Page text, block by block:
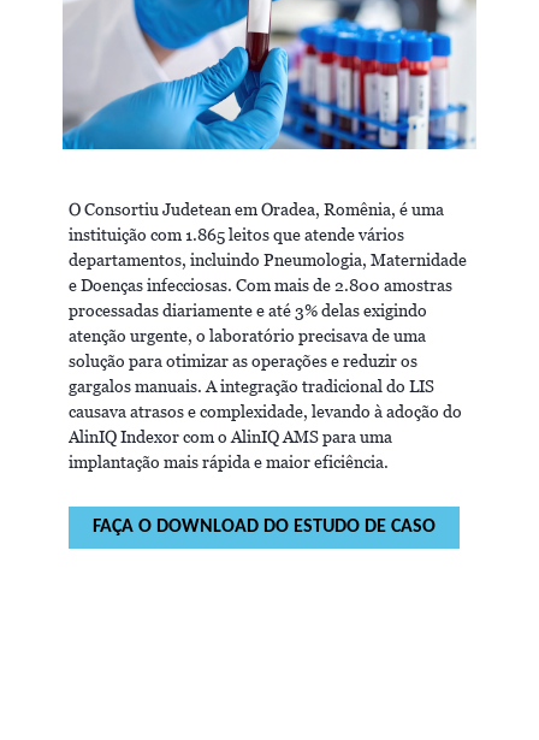
O Consortiu Judetean em Oradea, Romênia, é uma
instituição com 1.865 leitos que atende vários
departamentos, incluindo Pneumologia, Maternidade
e Doenças infecciosas. Com mais de 2.800 amostras
processadas diariamente e até 3% delas exigindo
atenção urgente, o laboratório precisava de uma
solução para otimizar as operações e reduzir os
gargalos manuais. A integração tradicional do LIS
causava atrasos e complexidade, levando à adoção do
AlinIQ Indexor com o AlinIQ AMS para uma
implantação mais rápida e maior eficiência.
FAÇA O DOWNLOAD DO ESTUDO DE CASO